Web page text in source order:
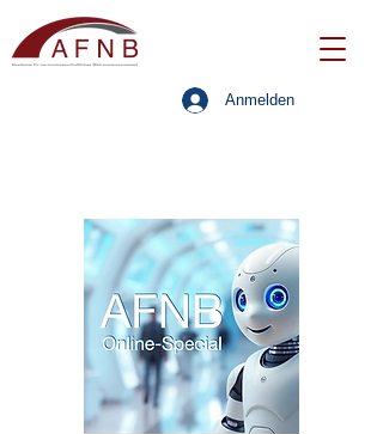
Anmelden